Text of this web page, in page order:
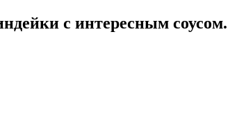
с интересным соусом.